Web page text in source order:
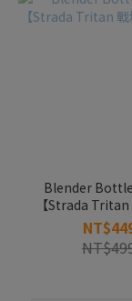
Blender
【Strada
28oz